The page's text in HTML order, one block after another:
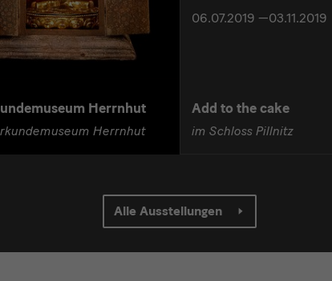
Herrnhut
Herrnhut
06.07.2019 —03.11.2019
Add to the cake
im Schloss Pillnitz
Alle Ausstellungen